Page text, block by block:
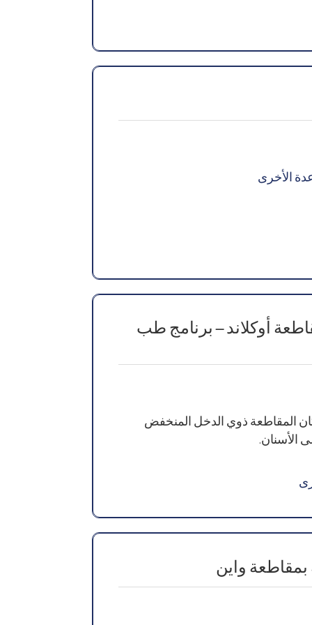
الأخرى
أوكلاند – برنامج طب
المقاطعة ذوي الدخل المنخفض
الأسنان.
بمقاطعة واين